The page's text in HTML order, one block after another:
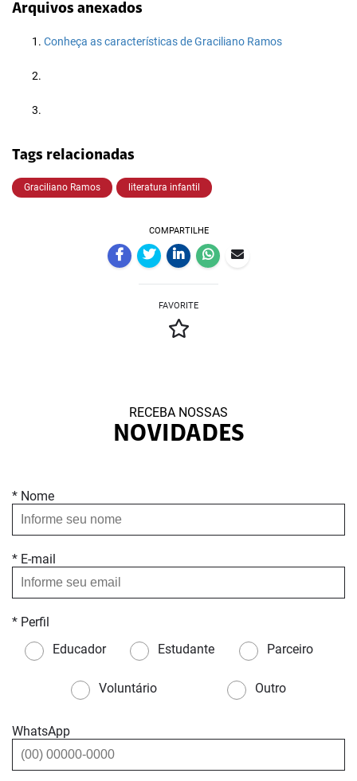
Arquivos anexados
Conheça as características de Graciliano Ramos
Tags relacionadas
Graciliano Ramos literatura infantil
COMPARTILHE
FAVORITE
RECEBA NOSSAS
NOVIDADES
* Nome
* E-mail
* Perfil
Educador
Estudante Parceiro
Voluntário Outro
WhatsApp